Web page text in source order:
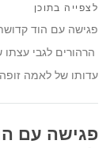
לצפייה בתוכן
פגישה עם הוד
הרהורים לגבי עצתו
עדותו של לאמה
פגישה עם